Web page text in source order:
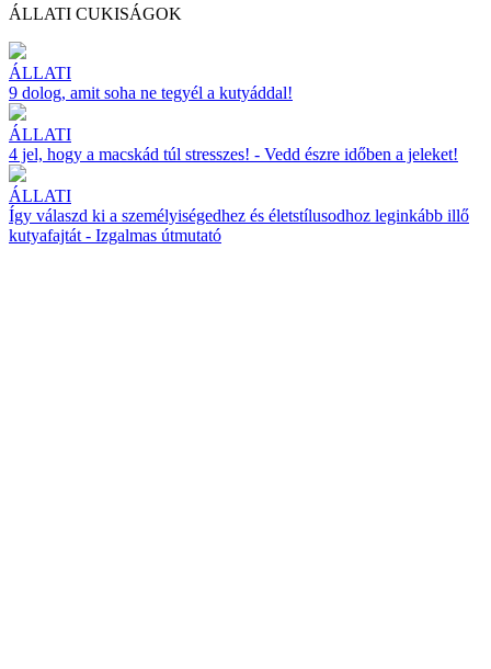
ÁLLATI CUKISÁGOK
ÁLLATI
9 dolog, amit soha ne tegyél a kutyáddal!
ÁLLATI
4 jel, hogy a macskád túl stresszes! - Vedd észre időben a jeleket!
ÁLLATI
Így válaszd ki a személyiségedhez és életstílusodhoz leginkább illő
kutyafajtát - Izgalmas útmutató